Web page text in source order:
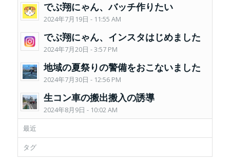
でぶ翔にゃん、バッチ作りたい
2024年7月19日 - 11:55 AM
でぶ翔にゃん、インスタはじめました
2024年7月20日 - 3:57 PM
地域の夏祭りの警備をおこないました
2024年7月30日 - 12:56 PM
生コン車の搬出搬入の誘導
2024年8月9日 - 10:02 AM
最近
タグ